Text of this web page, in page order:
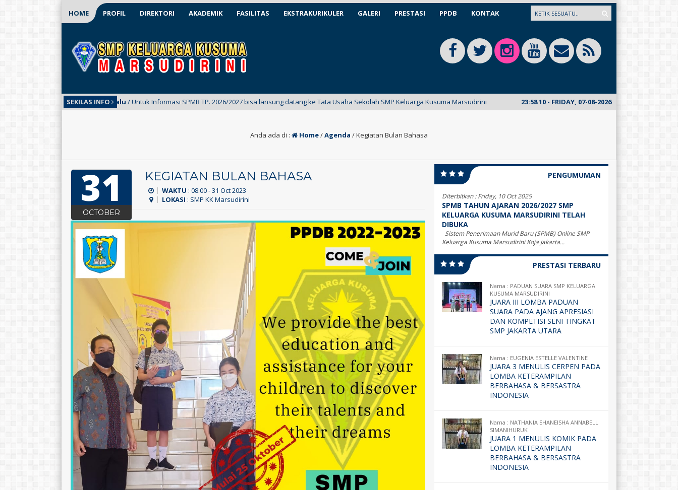
HOME PROFIL DIREKTORI AKADEMIK FASILITAS EKSTRAKURIKULER GALERI PRESTASI PPDB KONTAK
SEKILAS INFO 23:5811 - FRIDAY, 07-08-2026
11 bulan yang lalu/ Untuk Informasi SPMB TP. 2026/2027 bisa lansung datang ke Tata Usaha Sekolah SMP Keluarga Kusuma Marsudirini 5 tahun yang lalu/ Selamat Datang di Website Resmi Sekolah
Anda ada di : Home/Agenda /Kegiatan Bulan Bahasa
31
OCTOBER
KEGIATAN BULAN BAHASA
WAKTU : 08:00 - 31 Oct 2023
LOKASI : SMP KK Marsudirini
PENGUMUMAN
Diterbitkan :Friday, 10 Oct 2025
SPMB TAHUN AJARAN 2026/2027 SMP
KELUARGA KUSUMA MARSUDIRINI TELAH
DIBUKA
Sistem Penerimaan Murid Baru (SPMB) Online SMP
Keluarga Kusuma Marsudirini Koja Jakarta...
PRESTASI TERBARU
Nama : PADUAN SUARA SMP KELUARGA
KUSUMA MARSUDIRINI
JUARA III LOMBA PADUAN
SUARA PADA AJANG APRESIASI
DAN KOMPETISI SENI TINGKAT
SMP JAKARTA UTARA
Nama : EUGENIA ESTELLE VALENTINE
JUARA 3 MENULIS CERPEN PADA
LOMBA KETERAMPILAN
BERBAHASA & BERSASTRA
INDONESIA
Nama : NATHANIA SHANEISHA ANNABELL
SIMANIHURUK
JUARA 1 MENULIS KOMIK PADA
LOMBA KETERAMPILAN
BERBAHASA & BERSASTRA
INDONESIA